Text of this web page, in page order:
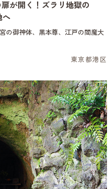
扉が開く！ズラリ地獄の
へ
の御神体、黒本尊、江戸の閻魔大
東京都港区